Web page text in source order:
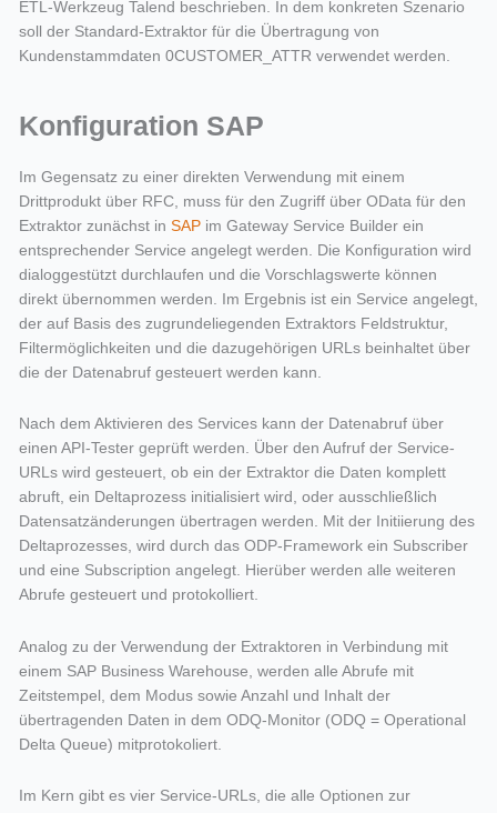
ETL-Werkzeug Talend beschrieben. In dem konkreten Szenario
soll der Standard-Extraktor für die Übertragung von
Kundenstammdaten 0CUSTOMER_ATTR verwendet werden.
Konfiguration SAP
Im Gegensatz zu einer direkten Verwendung mit einem
Drittprodukt über RFC, muss für den Zugriff über OData für den
Extraktor zunächst in SAPim Gateway Service Builder ein
entsprechender Service angelegt werden. Die Konfiguration wird
dialoggestützt durchlaufen und die Vorschlagswerte können
direkt übernommen werden. Im Ergebnis ist ein Service angelegt,
der auf Basis des zugrundeliegenden Extraktors Feldstruktur,
Filtermöglichkeiten und die dazugehörigen URLs beinhaltet über
die der Datenabruf gesteuert werden kann.
Nach dem Aktivieren des Services kann der Datenabruf über
einen API-Tester geprüft werden. Über den Aufruf der Service-
URLs wird gesteuert, ob ein der Extraktor die Daten komplett
abruft, ein Deltaprozess initialisiert wird, oder ausschließlich
Datensatzänderungen übertragen werden. Mit der Initiierung des
Deltaprozesses, wird durch das ODP-Framework ein Subscriber
und eine Subscription angelegt. Hierüber werden alle weiteren
Abrufe gesteuert und protokolliert.
Analog zu der Verwendung der Extraktoren in Verbindung mit
einem SAP Business Warehouse, werden alle Abrufe mit
Zeitstempel, dem Modus sowie Anzahl und Inhalt der
übertragenden Daten in dem ODQ-Monitor (ODQ = Operational
Delta Queue) mitprotokoliert.
Im Kern gibt es vier Service-URLs, die alle Optionen zur